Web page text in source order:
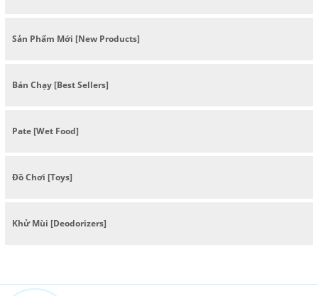
Sản Phẩm Mới [New Products]
Bán Chạy [Best Sellers]
Pate [Wet Food]
Đồ Chơi [Toys]
Khử Mùi [Deodorizers]